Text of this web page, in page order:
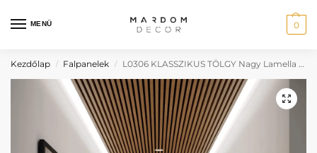
MENÜ 0
Kezdőlap / Falpanelek / L0306 KLASSZIKUS TÖLGY Nagy Lamella Falpanel